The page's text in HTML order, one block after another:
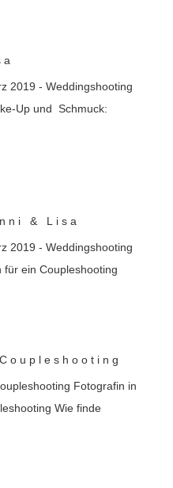
2019 - Weddingshooting
Up und Schmuck:
& Lisa
2019 - Weddingshooting
ein Coupleshooting
Fotografin in
Wie finde